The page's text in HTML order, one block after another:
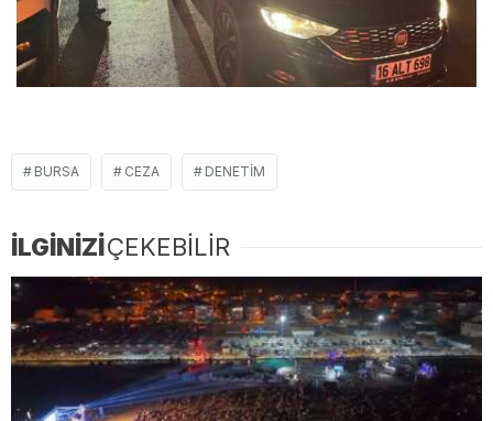
BURSA CEZA DENETIM
İLGİNİZİÇEKEBİLİR